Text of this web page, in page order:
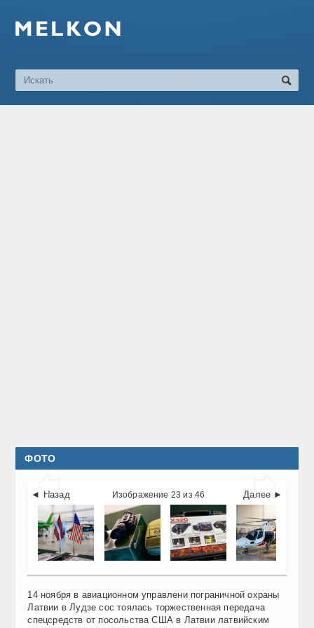
ФОТО
 
◄ Назад Далее ►
Изображение 23 из 46
14 ноября в авиационном управлени пограничной охраны
Латвии в Лудзе сос тоялась торжественная передача
спецсредств от посольства США в Латвии латвийским